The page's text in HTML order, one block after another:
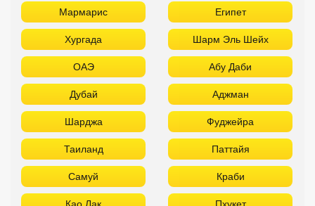
Таиланд Паттайя
Самуй Краби
Као Лак Пхукет
Вьетнам Нячанг
Фантьет Фукуок
Шри Ланка Куба
Мальдивы Бали